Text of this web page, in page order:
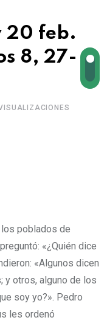
20 feb.
8, 27-
poblados de
«¿Quién dice
«Algunos dicen
y otros, alguno de los
soy yo?». Pedro
les ordenó